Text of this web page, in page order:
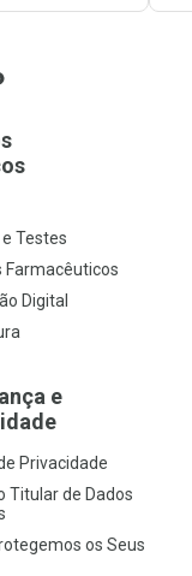
Testes
Farmacêuticos
Digital
e
Privacidade
Titular de Dados
os Seus